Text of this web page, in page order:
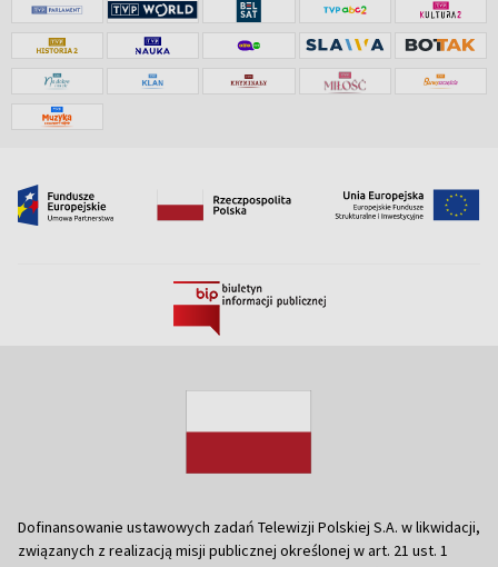
Dofinansowanie ustawowych zadań Telewizji Polskiej S.A. w likwidacji,
związanych z realizacją misji publicznej określonej w art. 21 ust. 1